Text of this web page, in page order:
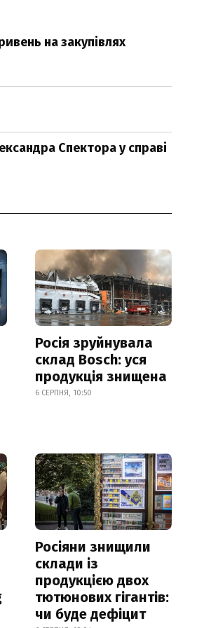
на закупівлях
Спектора у справі
Росія зруйнувала
склад Bosch: уся
продукція знищена
6 СЕРПНЯ, 10:50
Росіяни знищили
склади із
продукцією двох
тютюнових гігантів:
чи буде дефіцит